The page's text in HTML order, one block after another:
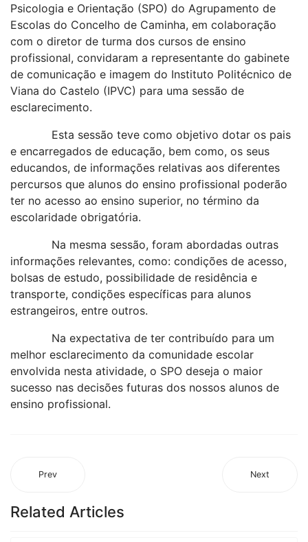
Psicologia e Orientação (SPO) do Agrupamento de
Escolas do Concelho de Caminha, em colaboração
com o diretor de turma dos cursos de ensino
profissional, convidaram a representante do gabinete
de comunicação e imagem do Instituto Politécnico de
Viana do Castelo (IPVC) para uma sessão de
esclarecimento.
Esta sessão teve como objetivo dotar os pais
e encarregados de educação, bem como, os seus
educandos, de informações relativas aos diferentes
percursos que alunos do ensino profissional poderão
ter no acesso ao ensino superior, no término da
escolaridade obrigatória.
Na mesma sessão, foram abordadas outras
informações relevantes, como: condições de acesso,
bolsas de estudo, possibilidade de residência e
transporte, condições específicas para alunos
estrangeiros, entre outros.
Na expectativa de ter contribuído para um
melhor esclarecimento da comunidade escolar
envolvida nesta atividade, o SPO deseja o maior
sucesso nas decisões futuras dos nossos alunos de
ensino profissional.
Prev Next
Related Articles